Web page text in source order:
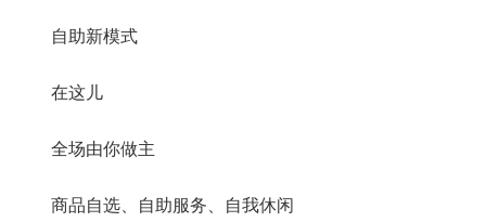
自助新模式
在这儿
全场由你做主
商品自选、自助服务、自我休闲